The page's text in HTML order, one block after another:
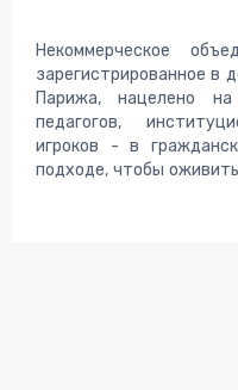
Некоммерческое
зарегистрированное в
Парижа, нацелено
педагогов,
игроков - в
подходе, чтобы